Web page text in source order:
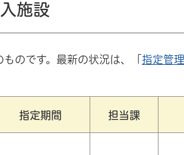
施設
のです。最新の状況は、「 指定管
指定期間 担当課